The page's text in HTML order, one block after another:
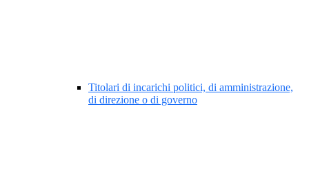
Titolari di incarichi politici, di amministrazione,
di direzione o di governo